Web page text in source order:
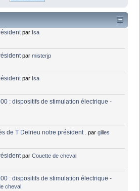
par Isa
parmisterjp
par Isa
: dispositifs de stimulation électrique -
de T Delrieu notre président . pargilles
parCouette de cheval
: dispositifs de stimulation électrique -
cheval